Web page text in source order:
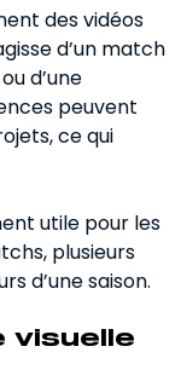
des vidéos
d’un match
ou d’une
peuvent
ce qui
utile pour les
plusieurs
d’une saison.
visuelle